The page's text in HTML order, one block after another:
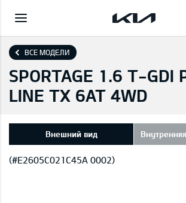
ВСЕ МОДЕЛИ
SPORTAGE 1.6 T-GDI
LINE TX 6AT 4WD
Внешний вид
(#E2605C021C45A 0002)